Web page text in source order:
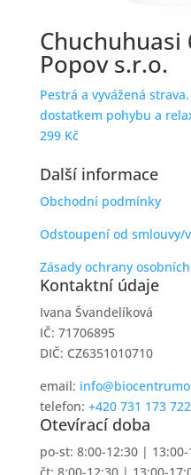
Chuchuhuasi
Popov s.r.o.
Pestrá a vyvážená
dostatkem pohybu a
299 Kč
Další informace
Obchodní podmínky
Odstoupení od smlouvy/
Zásady ochrany
Kontaktní údaje
Ivana Švandelíková
IČ: 71706895
DIČ: CZ6351010710
email:
telefon: +420 731 173 722
Otevírací doba
po-st: 8:00-12:30 | 13:00-